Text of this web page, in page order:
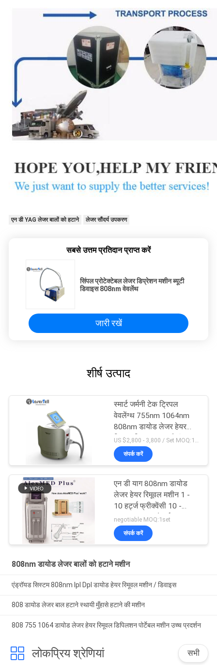
एन डी YAG लेजर बालों को हटाने लेजर सौंदर्य उपकरण
सबसे उत्तम प्रतिदान प्राप्त करें
सिंपल प्रोटेक्टेबल लेजर डिप्रेशन मशीन ब्यूटी
डिवाइस 808nm वेवलेंथ
जारी रखें
शीर्ष उत्पाद
स्मार्ट जर्मनी टेक ट्रिपल
वेवलेंग्थ 755nm 1064nm
808nm डायोड लेजर हेयर
रिमूवल सिस्टम लक्जरी रंग
US $2,800 - 3,800 / Set MOQ:1sets
संपर्क करें
एन डी याग 808nm डायोड
लेजर हेयर रिमूवल मशीन 1 -
10 हर्ट्ज फ्रीक्वेंसी 10 -
300ms पल्स चौड़ाई
negotiable MOQ:1set
संपर्क करें
808nm डायोड लेजर बालों को हटाने मशीन
एंड्रॉयड सिस्टम 808nm Ipl Dpl डायोड हेयर रिमूवल मशीन / डिवाइस
808 डायोड लेजर बाल हटाने स्थायी मुँहासे हटाने की मशीन
808 755 1064 डायोड लेजर हेयर रिमूवल डिपिलशन पोर्टेबल मशीन उच्च प्रदर्शन
लोकप्रिय श्रेणियां सभी